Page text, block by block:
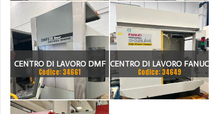
CENTRO DI LAVORO DMF
220 LINEAR
Codice: 34661
CENTRO DI LAVORO FANUC
Codice: 34649